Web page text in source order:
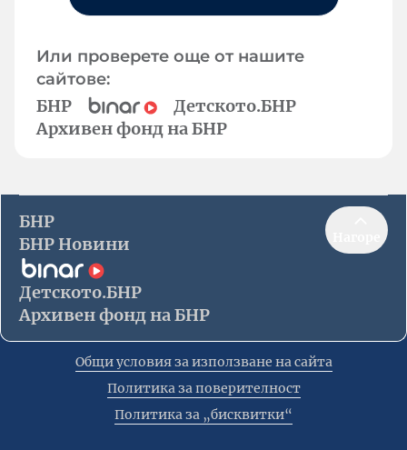
Или проверете още от нашите
сайтове:
БНР
Детското.БНР
Архивен фонд на БНР
БНР
БНР Новини
Детското.БНР
Архивен фонд на БНР
Общи условия за използване на сайта
Политика за поверителност
Политика за „бисквитки“